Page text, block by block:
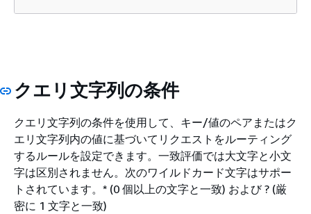
クエリ文字列の条件
クエリ文字列の条件を使用して、キー/値のペアまたはク
エリ文字列内の値に基づいてリクエストをルーティング
するルールを設定できます。一致評価では大文字と小文
字は区別されません。次のワイルドカード文字はサポー
トされています。* (0 個以上の文字と一致) および ? (厳
密に 1 文字と一致)